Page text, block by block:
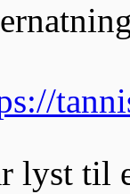
lyst til